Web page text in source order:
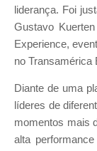
liderança. Foi
Gustavo
Experience,
no Transamérica
Diante de uma
líderes de
momentos mais
alta